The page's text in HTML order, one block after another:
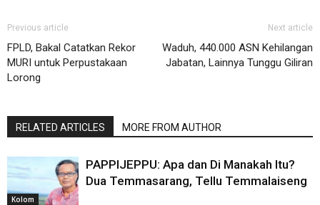
Previous article
FPLD, Bakal Catatkan Rekor
MURI untuk Perpustakaan
Lorong
Next article
Waduh, 440.000 ASN Kehilangan
Jabatan, Lainnya Tunggu Giliran
RELATED ARTICLES MORE FROM AUTHOR
Kolom
PAPPIJEPPU: Apa dan Di Manakah Itu?
Dua Temmasarang, Tellu Temmalaiseng